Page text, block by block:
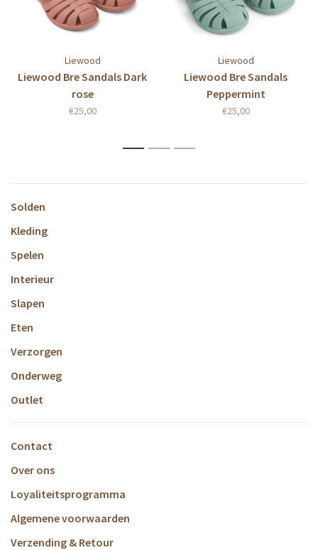
Liewood
Liewood Bre Sandals Dark
rose
€25,00
Liewood
Liewood Bre Sandals
Peppermint
€25,00
1 2 3
Solden
Kleding
Spelen
Interieur
Slapen
Eten
Verzorgen
Onderweg
Outlet
Contact
Over ons
Loyaliteitsprogramma
Algemene voorwaarden
Verzending & Retour